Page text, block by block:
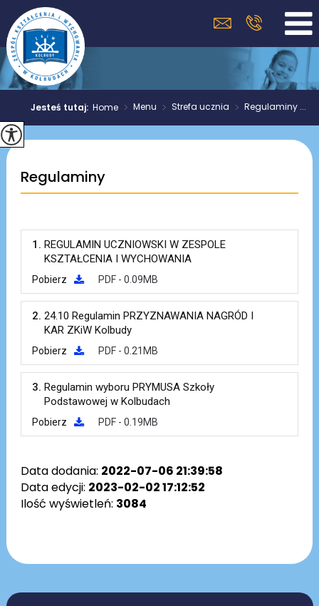
Jesteś tutaj:Home > Menu > Strefa ucznia > Regulaminy ...
Regulaminy
1. REGULAMIN UCZNIOWSKI W ZESPOLE
KSZTAŁCENIA I WYCHOWANIA
Pobierz PDF - 0.09MB
2. 24.10 Regulamin PRZYZNAWANIA NAGRÓD I
KAR ZKiW Kolbudy
Pobierz PDF - 0.21MB
3. Regulamin wyboru PRYMUSA Szkoły
Podstawowej w Kolbudach
Pobierz PDF - 0.19MB
Data dodania: 2022-07-06 21:39:58
Data edycji: 2023-02-02 17:12:52
Ilość wyświetleń: 3084